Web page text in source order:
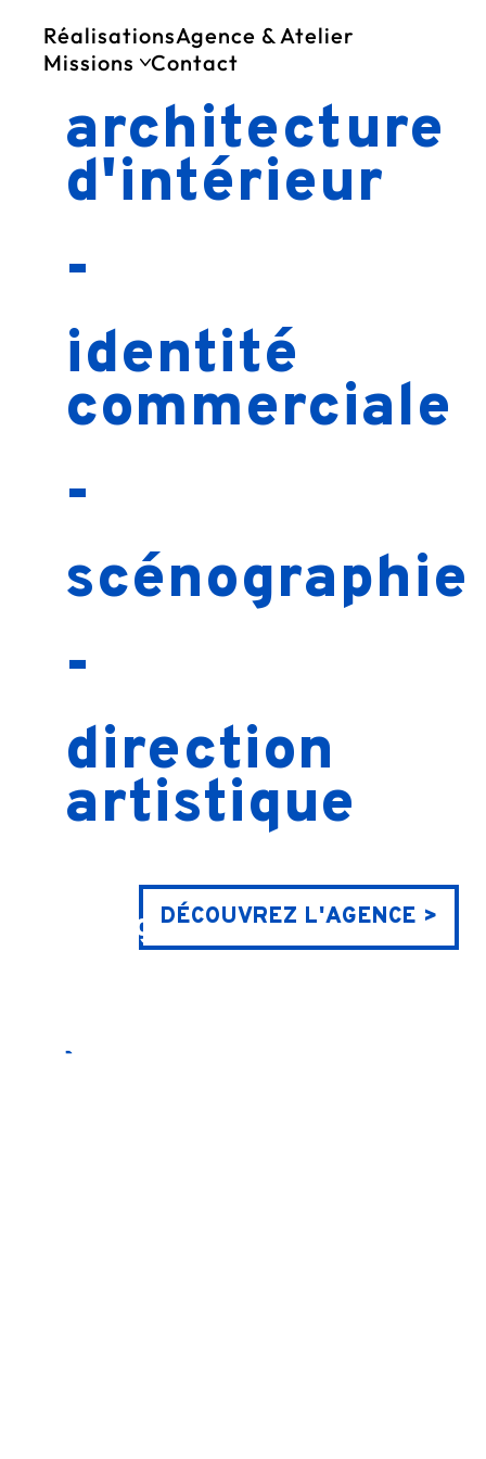
RéalisationsAgence & Atelier
Missions
Architecture commerciale
Maîtrise d’oeuvre
Agencement commercial
Design mobilier
Branding
Contact
architecture
d'intérieur
-
identité
commerciale
-
scénographie
-
direction
artistique
-
DÉCOUVREZ L'AGENCE >
Notre agence de design
l'identité d'espace et la